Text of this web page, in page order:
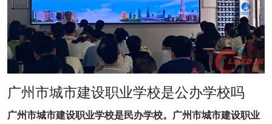
广州市城市建设职业学校是公办学校吗
广州市城市建设职业学校是民办学校。广州市城市建设职业